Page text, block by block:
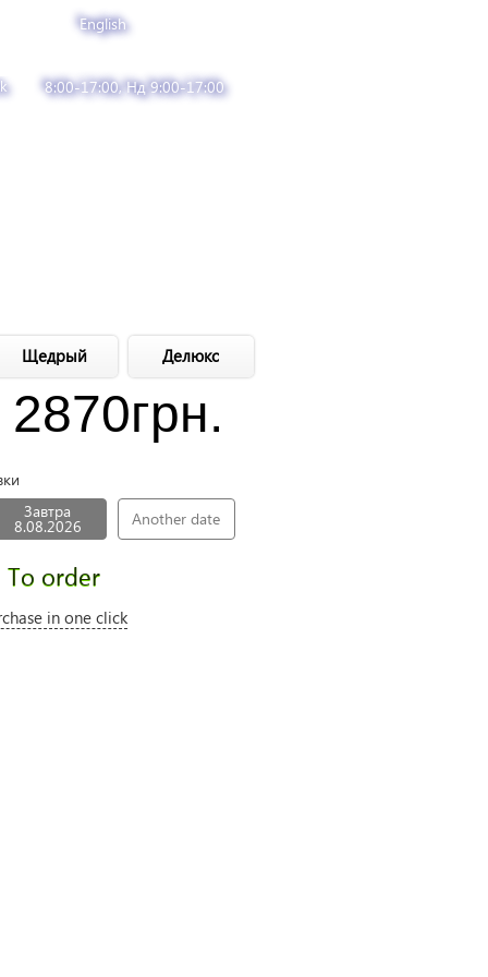
English
8:00-17:00, Нд 9:00-17:00
Щедрый Делюкс
2870грн.
Завтра
8.08.2026 Another date
To order
in one click